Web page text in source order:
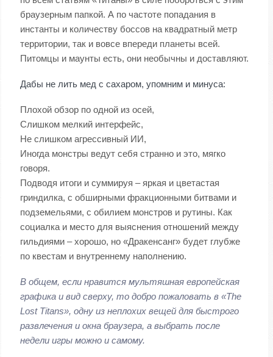
браузерным папкой. А по частоте попадания в
инстанты и количеству боссов на квадратный метр
территории, так и вовсе впереди планеты всей.
Питомцы и маунты есть, они необычны и доставляют.
Дабы не лить мед с сахаром, упомним и минуса:
Плохой обзор по одной из осей,
Слишком мелкий интерфейс,
Не слишком агрессивный ИИ,
Иногда монстры ведут себя странно и это, мягко
говоря.
Подводя итоги и суммируя – яркая и цветастая
гриндилка, с обширными фракционными битвами и
подземельями, с обилием монстров и рутины. Как
социалка и место для выяснения отношений между
гильдиями – хорошо, но «Дракенсанг» будет глубже
по квестам и внутреннему наполнению.
В общем, если нравится мультяшная европейская
графика и вид сверху, то добро пожаловать в «The
Lost Titans», одну из неплохих вещей для быстрого
развлечения и окна браузера, а выбрать после
недели игры можно и самому.